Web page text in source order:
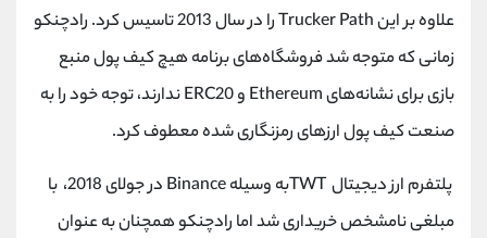
علاوه بر این Trucker Path را در سال 2013 تاسیس کرد. رادچنکو
زمانی که متوجه شد فروشگاه‌های برنامه هیچ کیف پول منبع
بازی برای نشانه‌های Ethereum و ERC20 ندارند، توجه خود را به
صنعت کیف پول ارزهای رمزنگاری شده معطوف کرد.
پلتفرم ارز دیجیتال TWTبه وسیله Binance در جولای 2018، با
مبلغی نامشخص خریداری شد اما رادچنکو همچنان به عنوان